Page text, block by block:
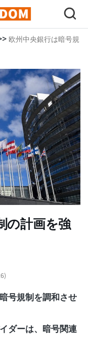
恵
欧州中央銀行は暗号規
の計画を強
)
号規制を調和させ
ダーは、暗号関連